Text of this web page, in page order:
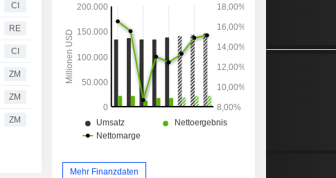
CI
RE
CI
ZM
ZM
ZM
Mehr Finanzdaten